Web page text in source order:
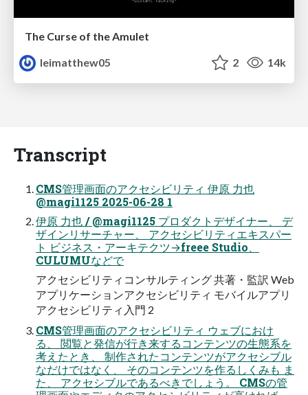
The Curse of the Amulet
leimatthew05
2 14k
Transcript
CMS管理画面のアクセシビリティ 伊原 力也
@magi1125 2025-06-28 1
伊原 力也 / @magi1125 プロダクトデザイナー、 デ
ザインリサーチャー、 アクセシビリティエキスパー
ト ビジネス・アーキテクツ→freee Studio、
CULUMUなどで
アクセシビリティコンサルティング 共著・監訳 Web
アプリケーションアクセシビリティ モバイルアプリ
アクセシビリティ入門 2
CMS管理画面のアクセシビリティ ウェブにおけ
る、 閲覧と発信が行き来するコンテンツの生態系を
考えたとき、 制作されたコンテンツがアクセシブル
なだけではなく、 そのコンテンツを作るしくみも ま
た、 アクセシブルであるべきでしょう。 CMSの管